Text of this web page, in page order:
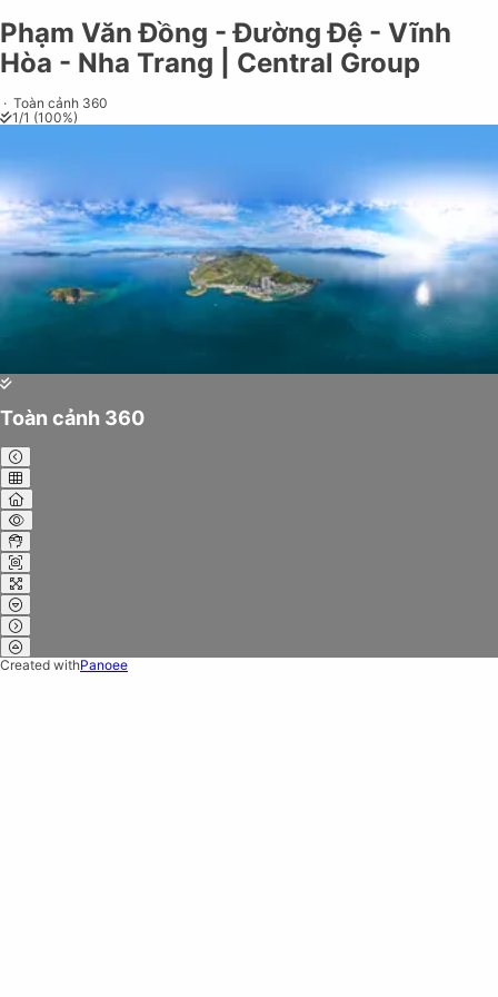
Núi
Cô
Tiên
Chợ,
Trường
học
Bến
Exit VR
VR Setup
Exit Full Screen
Adjust your view bymovingand
zooming in and outto capture the
Share on
Phạm Văn Đồng - Đường Đệ - Vĩnh
Hòa - Nha Trang | Central Group
· Toàn cảnh 360
1/1 (100%)
Toàn cảnh 360
Created withPanoee